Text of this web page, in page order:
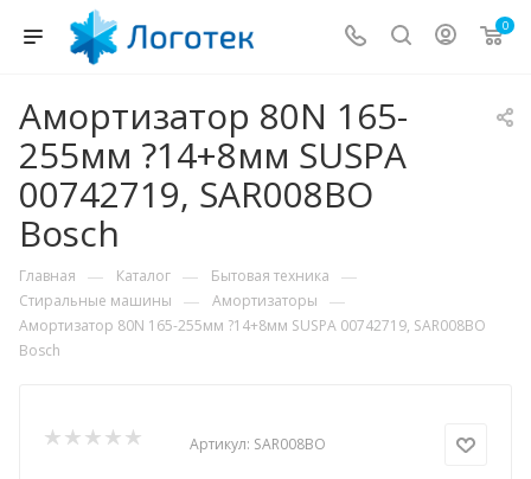
0
Амортизатор 80N 165-
255мм ?14+8мм SUSPA
00742719, SAR008BO
Bosch
Главная — Каталог — Бытовая техника —
Стиральные машины — Амортизаторы —
Амортизатор 80N 165-255мм ?14+8мм SUSPA 00742719, SAR008BO
Bosch
Артикул: SAR008BO